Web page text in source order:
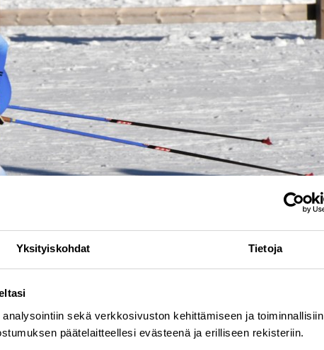
Yksityiskohdat Tietoja
sekä verkkosivuston kehittämiseen ja toiminnallisiin
päätelaitteellesi evästeenä ja erilliseen rekisteriin.